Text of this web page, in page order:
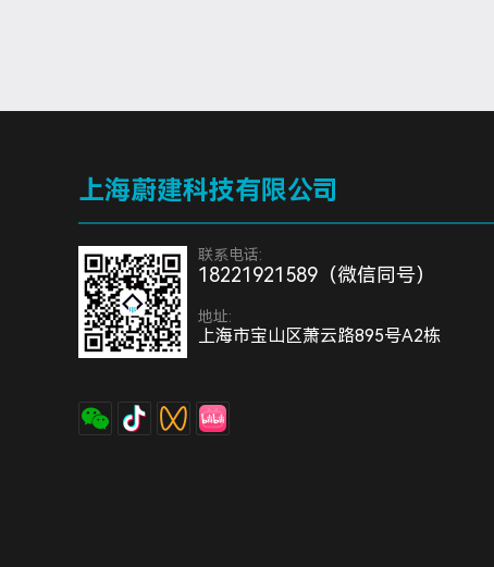
上海蔚建科技有限公司
联系电话:
18221921589（微信同号）
地址:
上海市宝山区萧云路895号A2栋